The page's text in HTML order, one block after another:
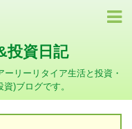
投資日記
リーリタイア生活と投資・
)ブログです。